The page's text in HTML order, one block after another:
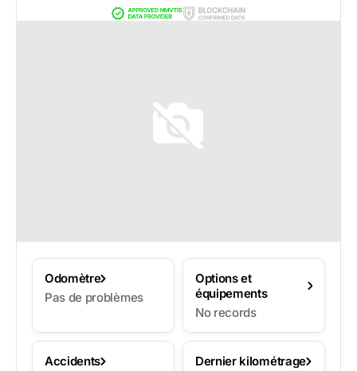
Odomètre
Pas de problèmes
Options et
équipements
No records
Accidents
Dernier kilométrage